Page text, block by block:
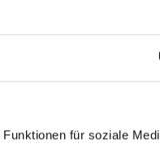
für soziale